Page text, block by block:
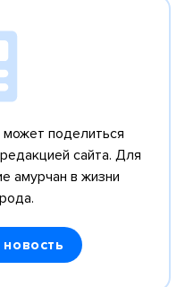
поделиться
сайта. Для
амурчан в жизни